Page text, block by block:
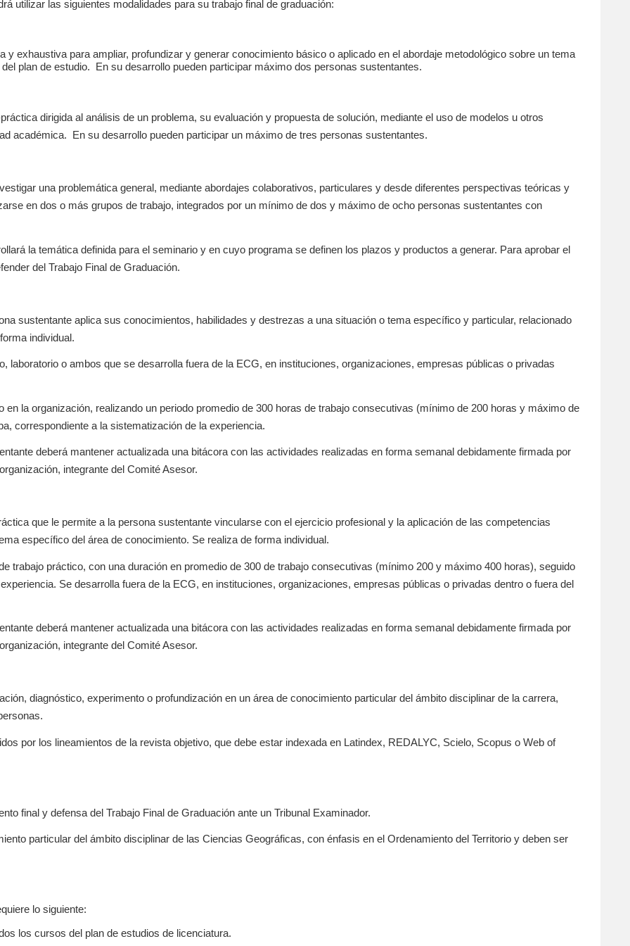
utilizar las siguientes modalidades para su trabajo final de graduación:
exhaustiva para ampliar, profundizar y generar conocimiento básico o aplicado en el abordaje metodológico sobre un tema
plan de estudio. En su desarrollo pueden participar máximo dos personas sustentantes.
dirigida al análisis de un problema, su evaluación y propuesta de solución, mediante el uso de modelos u otros
académica. En su desarrollo pueden participar un máximo de tres personas sustentantes.
una problemática general, mediante abordajes colaborativos, particulares y desde diferentes perspectivas teóricas y
en dos o más grupos de trabajo, integrados por un mínimo de dos y máximo de ocho personas sustentantes con
la temática definida para el seminario y en cuyo programa se definen los plazos y productos a generar. Para aprobar el
del Trabajo Final de Graduación.
sustentante aplica sus conocimientos, habilidades y destrezas a una situación o tema específico y particular, relacionado
individual.
laboratorio o ambos que se desarrolla fuera de la ECG, en instituciones, organizaciones, empresas públicas o privadas
la organización, realizando un periodo promedio de 300 horas de trabajo consecutivas (mínimo de 200 horas y máximo de
correspondiente a la sistematización de la experiencia.
deberá mantener actualizada una bitácora con las actividades realizadas en forma semanal debidamente firmada por
integrante del Comité Asesor.
que le permite a la persona sustentante vincularse con el ejercicio profesional y la aplicación de las competencias
específico del área de conocimiento. Se realiza de forma individual.
trabajo práctico, con una duración en promedio de 300 de trabajo consecutivas (mínimo 200 y máximo 400 horas), seguido
Se desarrolla fuera de la ECG, en instituciones, organizaciones, empresas públicas o privadas dentro o fuera del
deberá mantener actualizada una bitácora con las actividades realizadas en forma semanal debidamente firmada por
integrante del Comité Asesor.
diagnóstico, experimento o profundización en un área de conocimiento particular del ámbito disciplinar de la carrera,
por los lineamientos de la revista objetivo, que debe estar indexada en Latindex, REDALYC, Scielo, Scopus o Web of
final y defensa del Trabajo Final de Graduación ante un Tribunal Examinador.
particular del ámbito disciplinar de las Ciencias Geográficas, con énfasis en el Ordenamiento del Territorio y deben ser
lo siguiente:
los cursos del plan de estudios de licenciatura.